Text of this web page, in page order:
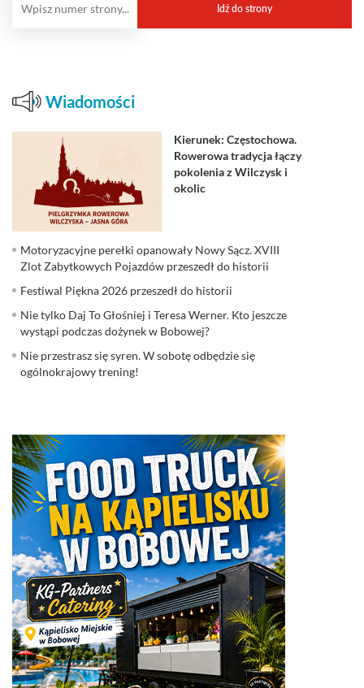
Wiadomości
Kierunek: Częstochowa.
Rowerowa tradycja łączy
pokolenia z Wilczysk i
okolic
Motoryzacyjne perełki opanowały Nowy Sącz. XVIII
Zlot Zabytkowych Pojazdów przeszedł do historii
Festiwal Piękna 2026 przeszedł do historii
Nie tylko Daj To Głośniej i Teresa Werner. Kto jeszcze
wystąpi podczas dożynek w Bobowej?
Nie przestrasz się syren. W sobotę odbędzie się
ogólnokrajowy trening!